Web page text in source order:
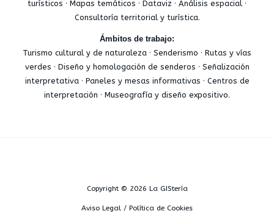
turísticos · Mapas temáticos · Dataviz · Análisis espacial ·
Consultoría territorial y turística.
Ámbitos de trabajo:
Turismo cultural y de naturaleza · Senderismo · Rutas y vías
verdes · Diseño y homologación de senderos · Señalización
interpretativa · Paneles y mesas informativas · Centros de
interpretación · Museografía y diseño expositivo.
Copyright © 2026 La GIStería
Aviso Legal / Política de Cookies